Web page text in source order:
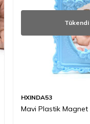
Tükendi
HXINDA53
Mavi Plastik Magnet